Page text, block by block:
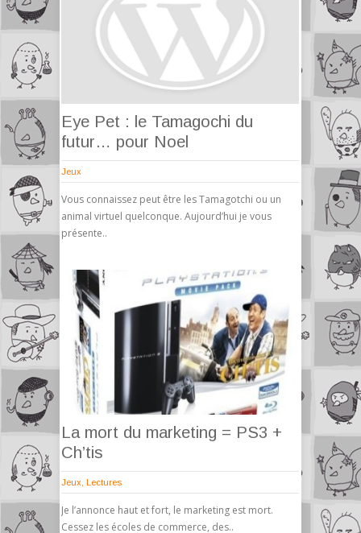
Eye Pet : le Tamagochi du
futur… pour Noel
Jeux
Vous connaissez peut être les Tamagotchi ou un
animal virtuel quelconque. Aujourd’hui je vous
présente..
La mort du marketing = PS3 +
Ch’tis
Jeux Lectures
Je l’annonce haut et fort, le marketing est mort.
Cessez les écoles de commerce, des..